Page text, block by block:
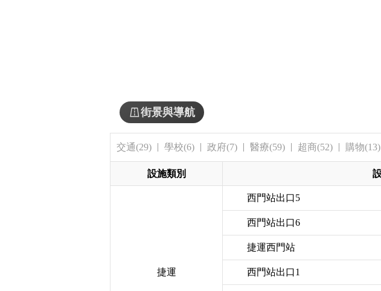
街景與導航
交通(29) 學校(6) 政府(7) 醫療(59) 超商(52) 購物(13)
設施類別
捷運
西門站出口5
西門站出口6
捷運西門站
西門站出口1